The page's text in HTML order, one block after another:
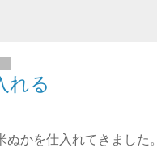
れる
かを仕入れてきました。